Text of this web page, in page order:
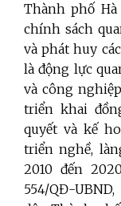
Thành phố
chính sách
và phát huy
là động lực
và công
triển khai
quyết và kế
triển nghề,
2010 đến
554/QĐ-